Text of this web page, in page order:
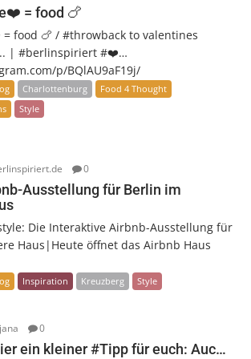
= food 🍗
food 🍗 / #throwback to valentines
| #berlinspiriert #❤️…
p/BQlAU9aF19j/
Charlottenburg
Food 4 Thought
Style
0
Ausstellung für Berlin im
Die Interaktive Airbnb-Ausstellung für
Haus|Heute öffnet das Airbnb Haus
Inspiration Kreuzberg Style
0
ein kleiner #Tipp für euch: Auc…